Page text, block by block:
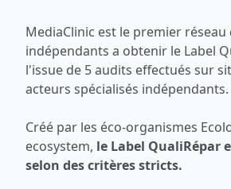
MediaClinic est le premier réseau
indépendants a obtenir le Label
l'issue de 5 audits effectués sur
acteurs spécialisés indépendants.
Créé par les éco-organismes
ecosystem, le Label QualiRépar
selon des critères stricts.